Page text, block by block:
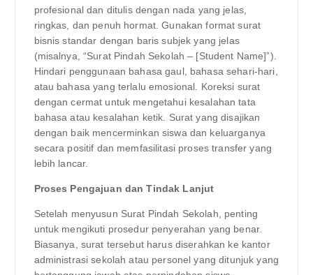
profesional dan ditulis dengan nada yang jelas,
ringkas, dan penuh hormat. Gunakan format surat
bisnis standar dengan baris subjek yang jelas
(misalnya, “Surat Pindah Sekolah – [Student Name]”).
Hindari penggunaan bahasa gaul, bahasa sehari-hari,
atau bahasa yang terlalu emosional. Koreksi surat
dengan cermat untuk mengetahui kesalahan tata
bahasa atau kesalahan ketik. Surat yang disajikan
dengan baik mencerminkan siswa dan keluarganya
secara positif dan memfasilitasi proses transfer yang
lebih lancar.
Proses Pengajuan dan Tindak Lanjut
Setelah menyusun Surat Pindah Sekolah, penting
untuk mengikuti prosedur penyerahan yang benar.
Biasanya, surat tersebut harus diserahkan ke kantor
administrasi sekolah atau personel yang ditunjuk yang